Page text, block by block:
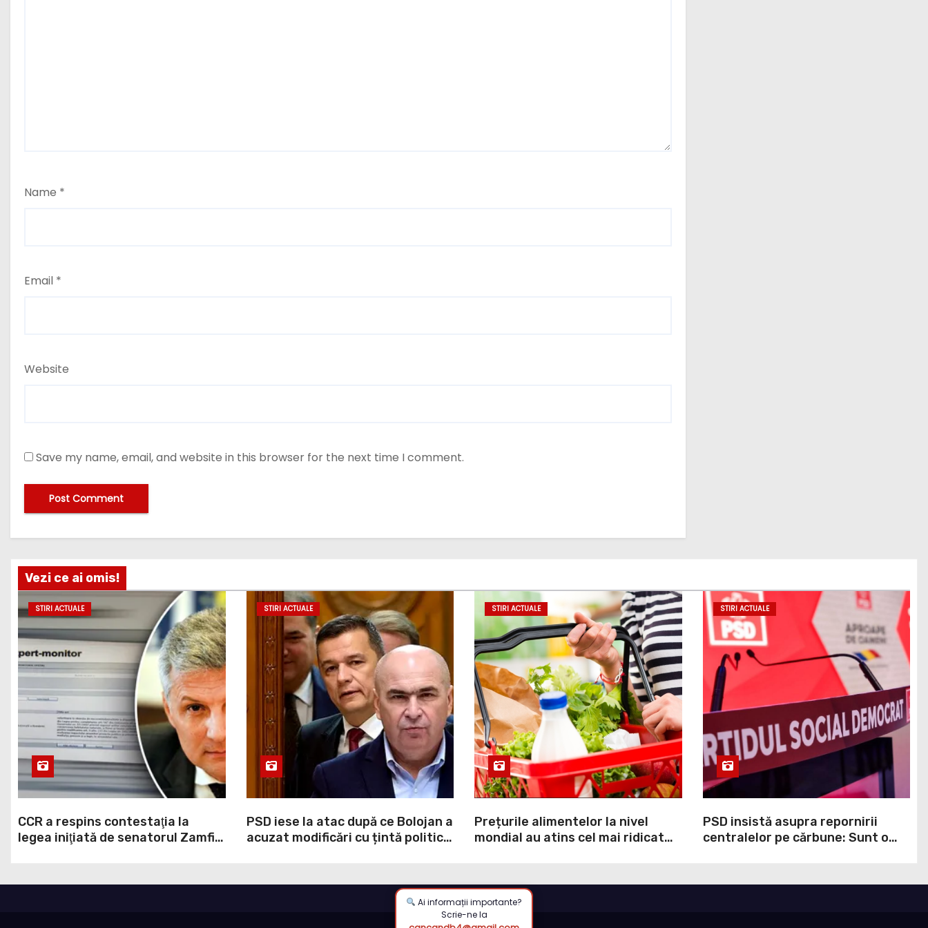
Name *
Email *
Website
Save my name, email, and website in this browser for the next time I comment.
Vezi ce ai omis!
STIRI ACTUALE
CCR a respins contestaţia la
legea iniţiată de senatorul Zamfir
zonele protejate
STIRI ACTUALE
PSD iese la atac după ce Bolojan a
acuzat modificări cu țintă politică
acopere culpa PNL-USR
STIRI ACTUALE
Prețurile alimentelor la nivel
mondial au atins cel mai ridicat
mai mult (+5,8%), pe fondul
secetei, dar și al temerilor că
războiul din Ucraina va perturba
STIRI ACTUALE
PSD insistă asupra repornirii
centralelor pe cărbune: Sunt o
Ai informații importante?
Scrie-ne la